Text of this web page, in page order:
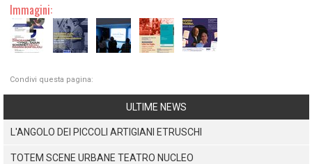
Immagini:
Condivi questa pagina:
ULTIME NEWS
L'ANGOLO DEI PICCOLI ARTIGIANI ETRUSCHI
TOTEM SCENE URBANE TEATRO NUCLEO